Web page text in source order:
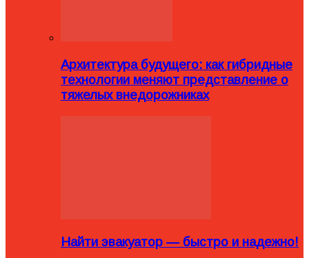
Архитектура будущего: как гибридные
технологии меняют представление о
тяжелых внедорожниках
Найти эвакуатор — быстро и надежно!